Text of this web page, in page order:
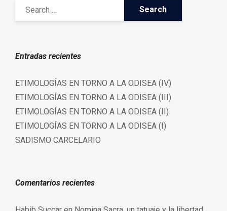
Entradas recientes
ETIMOLOGÍAS EN TORNO A LA ODISEA (IV)
ETIMOLOGÍAS EN TORNO A LA ODISEA (III)
ETIMOLOGÍAS EN TORNO A LA ODISEA (II)
ETIMOLOGÍAS EN TORNO A LA ODISEA (I)
SADISMO CARCELARIO
Comentarios recientes